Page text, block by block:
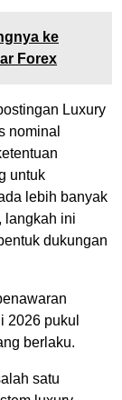
ke
Forex
Luxury
nominal
untuk
lebih banyak
langkah ini
dukungan
2026 pukul
berlaku.
satu